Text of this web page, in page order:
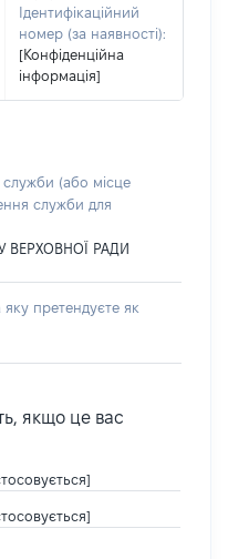
Ідентифікаційний
номер (за наявності):
[Конфіденційна
інформація]
(або місце
служби для
ВЕРХОВНОЇ РАДИ
претендуєте як
якщо це вас